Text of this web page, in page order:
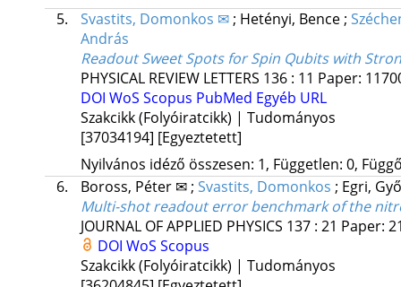
5.
Svastits, Domonkos ✉ ; Hetényi, Bence ;
András
Readout Sweet Spots for Spin Qubits with
PHYSICAL REVIEW LETTERS 136: 11 Paper:
DOI WoS Scopus PubMed Egyéb URL
Szakcikk (Folyóiratcikk) | Tudományos
[37034194] [Egyeztetett]
Nyilvános idéző összesen: 1, Független: 0,
6.
Boross, Péter ✉ ; Svastits, Domonkos ; Egri,
Multi-shot readout error benchmark of the
JOURNAL OF APPLIED PHYSICS 137: 21 Paper:
DOI WoS Scopus
Szakcikk (Folyóiratcikk) | Tudományos